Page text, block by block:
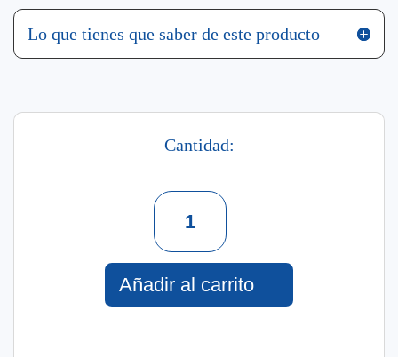
Lo que tienes que saber de este producto
Cantidad:
Endless
Flowers
Splash
Hidratante
240
Añadir al carrito